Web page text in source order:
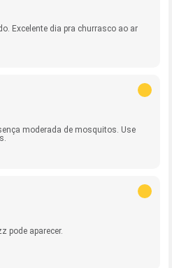
Excelente dia pra churrasco ao ar
moderada de mosquitos. Use
pode aparecer.